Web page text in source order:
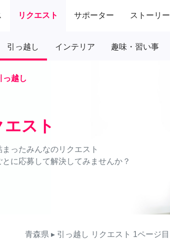
リクエスト サポーター ストーリー
引っ越し インテリア 趣味・習い事
っ越し
スト
ったみんなのリクエスト
に応募して解決してみませんか？
青森県 ▸ 引っ越し リクエスト 1ページ目